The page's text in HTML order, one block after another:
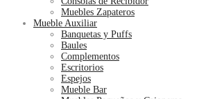
Muebles Zapateros
Mueble Auxiliar
Banquetas y Puffs
Baules
Complementos
Escritorios
Espejos
Mueble Bar